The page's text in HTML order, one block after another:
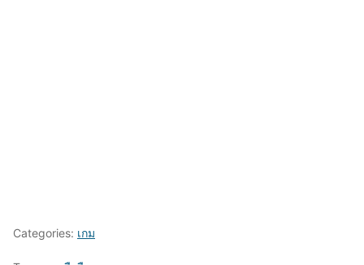
Categories: เกม